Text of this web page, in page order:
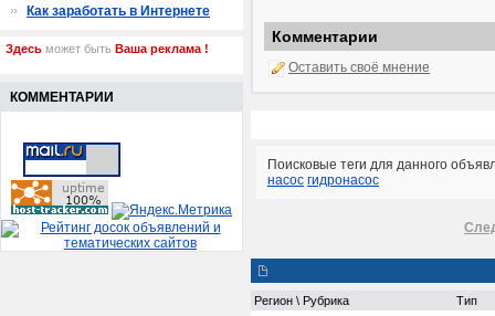
Комментарии
Оставить своё мнение
Поисковые теги для данного
насос гидронасос
Регион \ Рубрика Тип
Как заработать в Интернете
Здесь может быть Ваша реклама !
КОММЕНТАРИИ